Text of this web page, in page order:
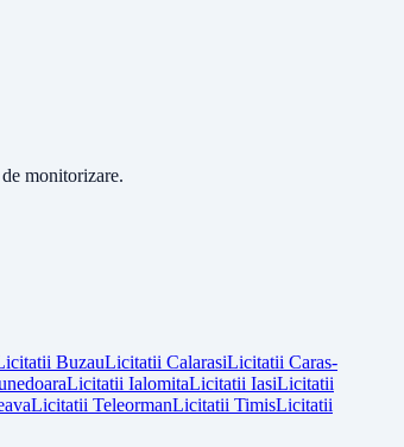
monitorizare.
BuzauLicitatii CalarasiLicitatii Caras-
Licitatii IalomitaLicitatii IasiLicitatii
Licitatii TeleormanLicitatii TimisLicitatii